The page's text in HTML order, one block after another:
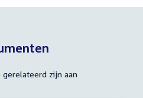
zijn aan